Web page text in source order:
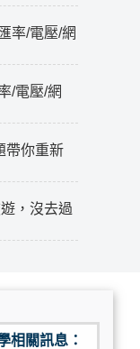
率/電壓/網
/電壓/網
帶你重新
，沒去過
相關訊息：